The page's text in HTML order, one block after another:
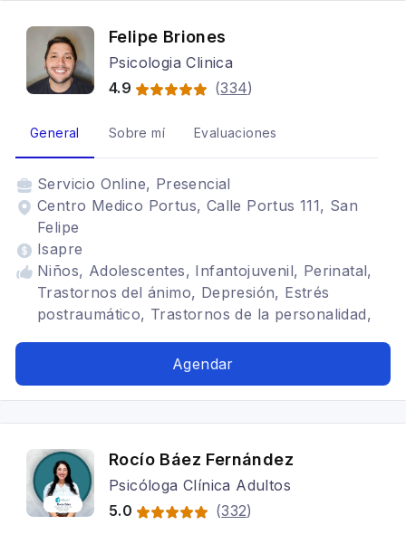
Felipe Briones
Psicologia Clinica
4.9
(334)
General Sobre mí Evaluaciones
Servicio Online, Presencial
Centro Medico Portus, Calle Portus 111, San
Felipe
Isapre
Niños, Adolescentes, Infantojuvenil, Perinatal,
Trastornos del ánimo, Depresión, Estrés
postraumático, Trastornos de la personalidad,
Agendar
Rocío Báez Fernández
Psicóloga Clínica Adultos
5.0
(332)